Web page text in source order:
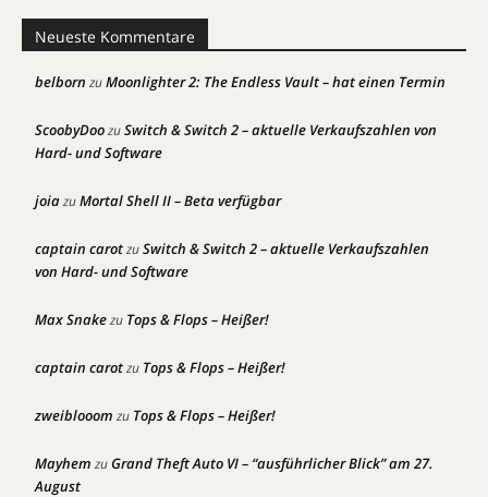
Neueste Kommentare
belborn zuMoonlighter 2: The Endless Vault – hat einen Termin
ScoobyDoozuSwitch & Switch 2 – aktuelle Verkaufszahlen von
Hard- und Software
joiazuMortal Shell II – Beta verfügbar
captain carotzuSwitch & Switch 2 – aktuelle Verkaufszahlen
von Hard- und Software
Max Snakezu Tops & Flops – Heißer!
captain carotzu Tops & Flops – Heißer!
zweiblooom zu Tops & Flops – Heißer!
Mayhem zuGrand Theft Auto VI – “ausführlicher Blick” am 27.
August